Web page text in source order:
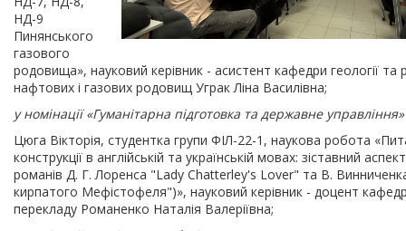
НД-9
Пинянського
газового
родовища», науковий керівник - асистент кафедри геології та
нафтових і газових родовищ Уграк Ліна Василівна;
у номінації «Гуманітарна підготовка та державне управління»
Цюга Вікторія, студентка групи ФІЛ-22-1, наукова робота
конструкції в англійській та українській мовах: зіставний
романів Д. Г. Лоренса "Lady Chatterley's Lover" та В.
кирпатого Мефістофеля")», науковий керівник - доцент
перекладу Романенко Наталія Валеріївна;